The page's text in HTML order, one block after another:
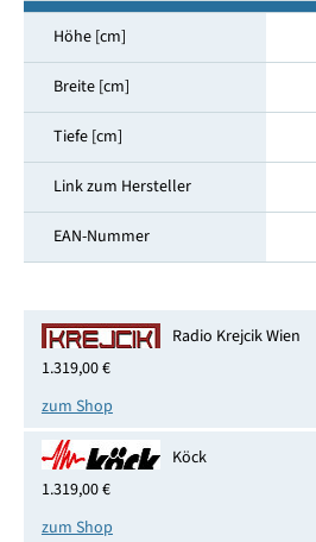
Höhe [cm]
Breite [cm]
Tiefe [cm]
Link zum Hersteller
EAN-Nummer
Radio Krejcik Wien
1.319,00 €
zum Shop
Köck
1.319,00 €
zum Shop